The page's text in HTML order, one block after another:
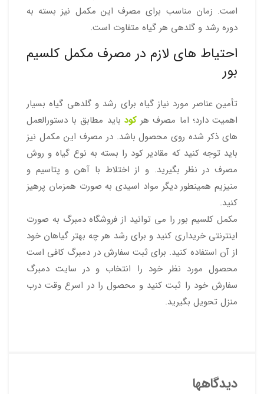
است. زمان مناسب برای مصرف این مکمل نیز بسته به
دوره رشد و گلدهی هر گیاه متفاوت است.
احتیاط های لازم در مصرف مکمل کلسیم
بور
تأمین عناصر مورد نیاز گیاه برای رشد و گلدهی گیاه بسیار
اهمیت دارد؛ اما مصرف هر کود باید مطابق با دستورالعمل
های ذکر شده روی محصول باشد. در مصرف این مکمل نیز
باید توجه کنید که مقادیر کود را بسته به نوع گیاه و روش
مصرف در نظر بگیرید. و از اختلاط با آهن و پتاسیم و
منیزیم همینطور دیگر مواد اسیدی به صورت همزمان پرهیز
کنید.
مکمل کلسیم بور را می توانید از فروشگاه دمبرگ به صورت
اینترنتی خریداری کنید و برای رشد هر چه بهتر گیاهان خود
از آن استفاده کنید. برای ثبت سفارش در دمبرگ کافی است
محصول مورد نظر خود را انتخاب و در سایت دمبرگ
سفارش خود را ثبت کنید و محصول را در اسرع وقت درب
منزل تحویل بگیرید.
دیدگاهها